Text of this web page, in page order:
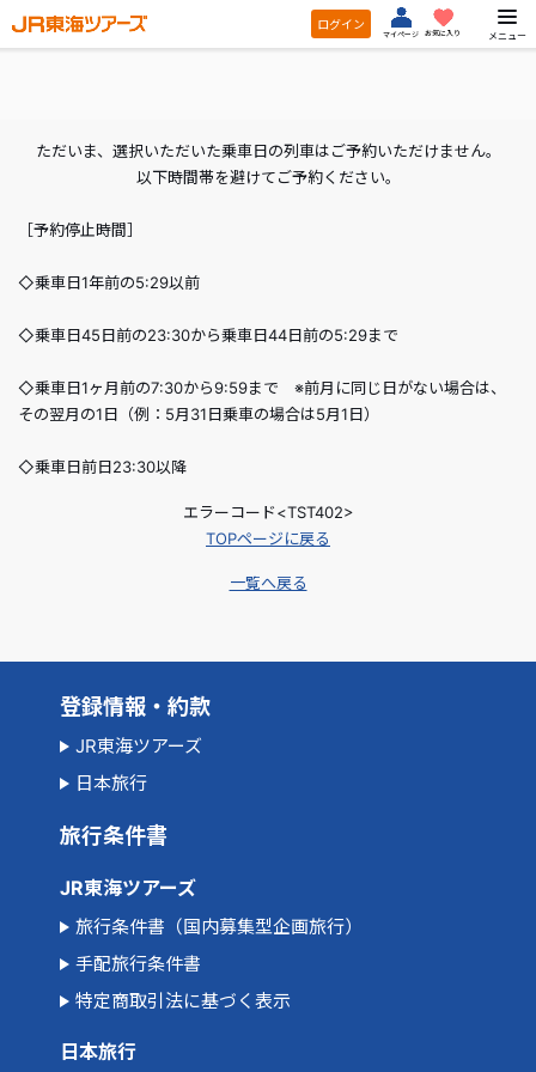
ログイン
マイページ お気に入り メニュー
ただいま、選択いただいた乗車日の列車はご予約いただけません。
以下時間帯を避けてご予約ください。
［予約停止時間］
◇乗車日1年前の5:29以前
◇乗車日45日前の23:30から乗車日44日前の5:29まで
◇乗車日1ヶ月前の7:30から9:59まで ※前月に同じ日がない場合は、
その翌月の1日（例：5月31日乗車の場合は5月1日）
◇乗車日前日23:30以降
エラーコード<TST402>
TOPページに戻る
一覧へ戻る
登録情報・約款
JR東海ツアーズ
日本旅行
旅行条件書
JR東海ツアーズ
旅行条件書（国内募集型企画旅行）
手配旅行条件書
特定商取引法に基づく表示
日本旅行